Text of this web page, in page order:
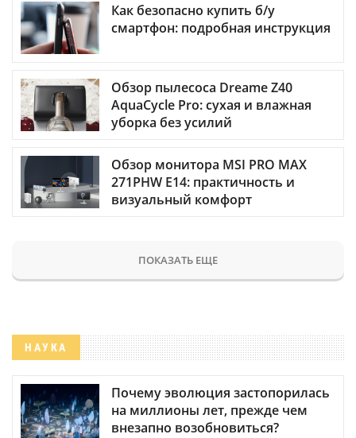
Как безопасно купить б/у
смартфон: подробная инструкция
Обзор пылесоса Dreame Z40
AquaCycle Pro: сухая и влажная
уборка без усилий
Обзор монитора MSI PRO MAX
271PHW E14: практичность и
визуальный комфорт
ПОКАЗАТЬ ЕЩЕ
НАУКА
Почему эволюция застопорилась
на миллионы лет, прежде чем
внезапно возобновиться?